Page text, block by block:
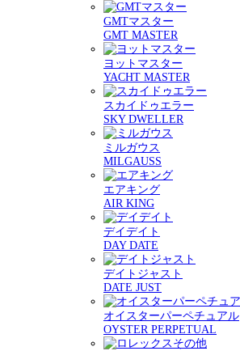
GMTマスター
GMT MASTER
ヨットマスター
YACHT MASTER
スカイドゥエラー
SKY DWELLER
ミルガウス
MILGAUSS
エアキング
AIR KING
デイデイト
DAY DATE
デイトジャスト
DATE JUST
オイスターパーペチュアル
OYSTER PERPETUAL